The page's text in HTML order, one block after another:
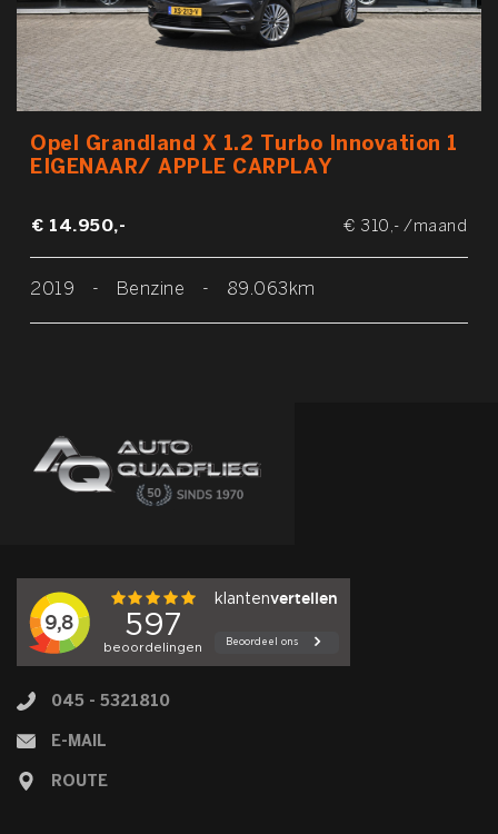
Opel Grandland X 1.2 Turbo Innovation 1
EIGENAAR/ APPLE CARPLAY
€ 14.950,- € 310,- /maand
2019 - Benzine - 89.063km
045 - 5321810
E-MAIL
ROUTE